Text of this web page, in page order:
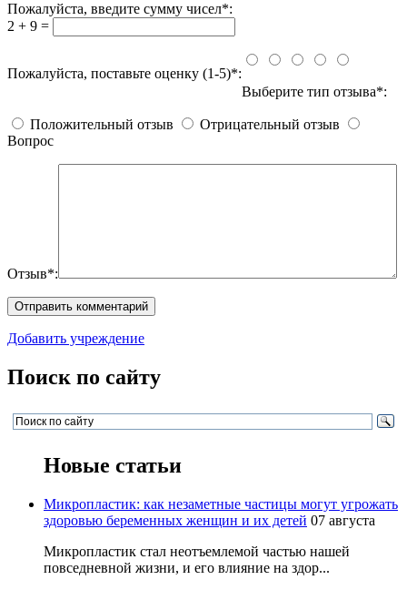
Пожалуйста, введите сумму чисел*:
2 + 9 =
Пожалуйста, поставьте оценку (1-5)*:
Выберите тип отзыва*:
Положительный отзыв
Отрицательный отзыв
Вопрос
Отзыв*:
Добавить учреждение
Поиск по сайту
Новые статьи
Микропластик: как незаметные частицы могут угрожать
здоровью беременных женщин и их детей 07 августа
Микропластик стал неотъемлемой частью нашей
повседневной жизни, и его влияние на здор...